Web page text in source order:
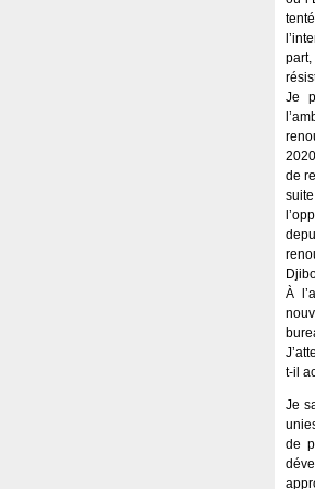
Je
de
À
t-il
Je
de